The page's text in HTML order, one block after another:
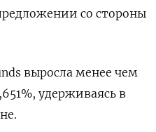
со стороны
выросла менее чем
удерживаясь в